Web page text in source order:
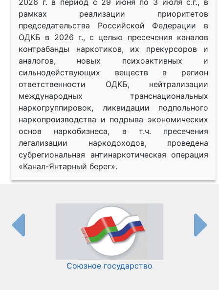
рамках реализации приоритетов
председательства Российской Федерации в
ОДКБ в 2026 г., с целью пресечения каналов
контрабанды наркотиков, их прекурсоров и
аналогов, новых психоактивных и
сильнодействующих веществ в регион
ответственности ОДКБ, нейтрализации
международных транснациональных
наркогруппировок, ликвидации подпольного
наркопроизводства и подрыва экономических
основ наркобизнеса, в т.ч. пресечения
легализации наркодоходов, проведена
субрегиональная антинаркотическая операция
«Канал-Янтарный берег».
Союзное государство